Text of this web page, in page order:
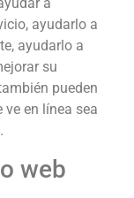
a
ayudarlo a
ayudarlo a
su
pueden
en línea sea
web